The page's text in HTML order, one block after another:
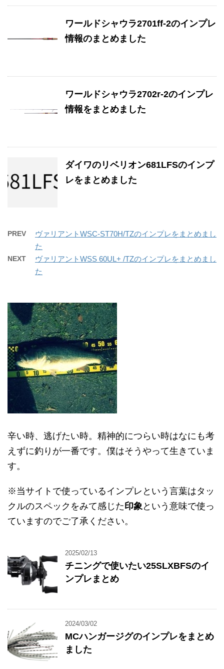
ワールドシャウラ2701ff-2のインプレ
情報のまとめました
ワールドシャウラ2702r-2のインプレ
情報をまとめました
ダイワのリベリオン681LFSのインプ
レをまとめました
PREV
ヴァリアントWSC-ST70H/TZのインプレをまとめまし
た
NEXT
ヴァリアントWSS 60UL+ /TZのインプレをまとめまし
た
辛い時、逃げたい時。精神的につらい時はなにも考
えずに釣りが一番です。僕はそうやって生きていま
す。
※当サイトで使っているインプレという言葉はタッ
クルのスペックをみて感じた印象 という意味で使っ
ていますのでご了承ください。
2025/02/13
チニングで使いたい25SLXBFSのイ
ンプレまとめ
2024/03/02
MCハンガージグのインプレをまとめ
ました